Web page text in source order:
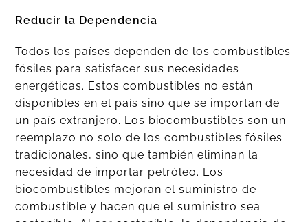
Reducir la Dependencia
Todos los países dependen de los combustibles
fósiles para satisfacer sus necesidades
energéticas. Estos combustibles no están
disponibles en el país sino que se importan de
un país extranjero. Los biocombustibles son un
reemplazo no solo de los combustibles fósiles
tradicionales, sino que también eliminan la
necesidad de importar petróleo. Los
biocombustibles mejoran el suministro de
combustible y hacen que el suministro sea